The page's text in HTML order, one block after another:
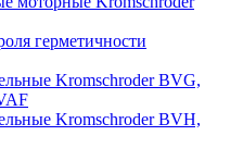
герметичности
Kromschroder BVG,
Kromschroder BVH,